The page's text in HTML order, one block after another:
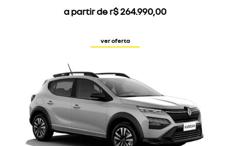
a partir de r$ 264.990,00
ver oferta